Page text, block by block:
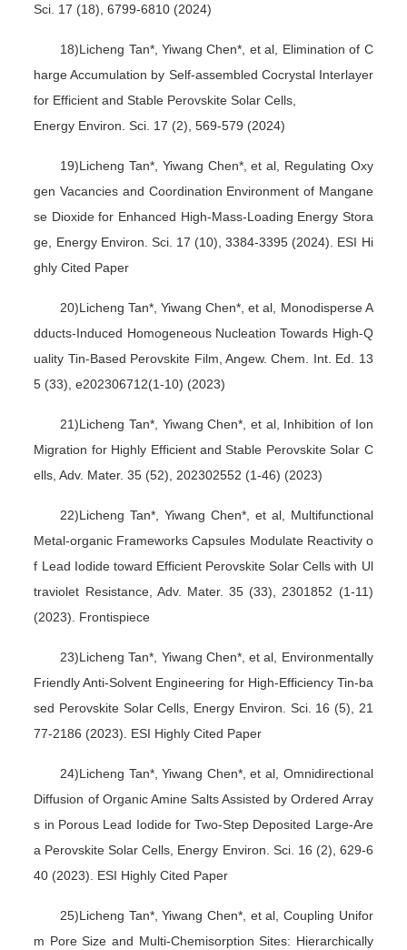
Sci. 17 (18), 6799-6810 (2024)
18)Licheng Tan*, Yiwang Chen*, et al, Elimination of C
harge Accumulation by Self-assembled Cocrystal Interlayer
for Efficient and Stable Perovskite Solar Cells,
Energy Environ. Sci. 17 (2), 569-579 (2024)
19)Licheng Tan*, Yiwang Chen*, et al, Regulating Oxy
gen Vacancies and Coordination Environment of Mangane
se Dioxide for Enhanced High-Mass-Loading Energy Stora
ge, Energy Environ. Sci. 17 (10), 3384-3395 (2024). ESI Hi
ghly Cited Paper
20)Licheng Tan*, Yiwang Chen*, et al, Monodisperse A
dducts-Induced Homogeneous Nucleation Towards High-Q
uality Tin-Based Perovskite Film, Angew. Chem. Int. Ed. 13
5 (33), e202306712(1-10) (2023)
21)Licheng Tan*, Yiwang Chen*, et al, Inhibition of Ion
Migration for Highly Efficient and Stable Perovskite Solar C
ells, Adv. Mater. 35 (52), 202302552 (1-46) (2023)
22)Licheng Tan*, Yiwang Chen*, et al, Multifunctional
Metal-organic Frameworks Capsules Modulate Reactivity o
f Lead Iodide toward Efficient Perovskite Solar Cells with Ul
traviolet Resistance, Adv. Mater. 35 (33), 2301852 (1-11)
(2023). Frontispiece
23)Licheng Tan*, Yiwang Chen*, et al, Environmentally
Friendly Anti-Solvent Engineering for High-Efficiency Tin-ba
sed Perovskite Solar Cells, Energy Environ. Sci. 16 (5), 21
77-2186 (2023). ESI Highly Cited Paper
24)Licheng Tan*, Yiwang Chen*, et al, Omnidirectional
Diffusion of Organic Amine Salts Assisted by Ordered Array
s in Porous Lead Iodide for Two-Step Deposited Large-Are
a Perovskite Solar Cells, Energy Environ. Sci. 16 (2), 629-6
40 (2023). ESI Highly Cited Paper
25)Licheng Tan*, Yiwang Chen*, et al, Coupling Unifor
m Pore Size and Multi-Chemisorption Sites: Hierarchically